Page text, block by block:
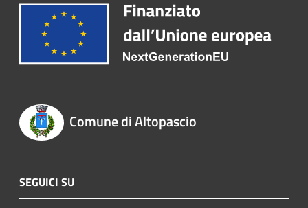
Comune di Altopascio
SEGUICI SU